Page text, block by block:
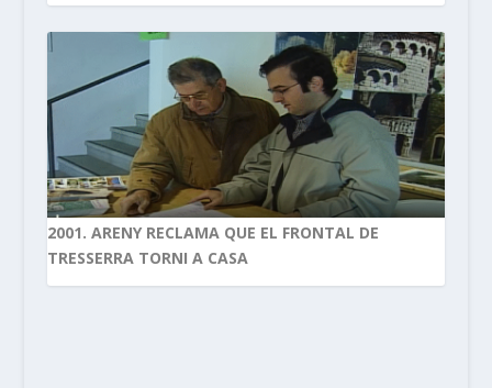
2001. ARENY RECLAMA QUE EL FRONTAL DE
TRESSERRA TORNI A CASA